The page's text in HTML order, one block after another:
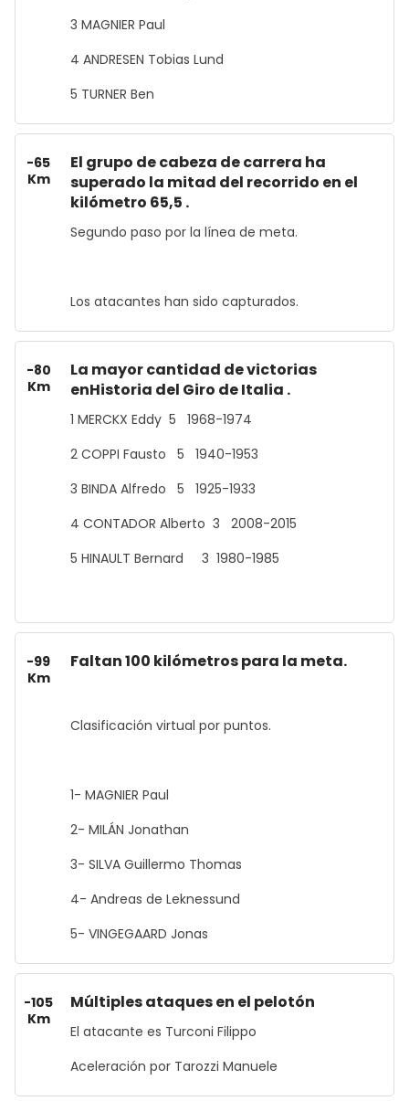
3 MAGNIER Paul
4 ANDRESEN Tobias Lund
5 TURNER Ben
-65
Km
El grupo de cabeza de carrera ha
superado la mitad del recorrido en el
kilómetro 65,5 .
Segundo paso por la línea de meta.
Los atacantes han sido capturados.
-80
Km
La mayor cantidad de victorias
enHistoria del Giro de Italia .
1 MERCKX Eddy 5 1968-1974
2 COPPI Fausto 5 1940-1953
3 BINDA Alfredo 5 1925-1933
4 CONTADOR Alberto 3 2008-2015
5 HINAULT Bernard 3 1980-1985
-99
Km
Faltan 100 kilómetros para la meta.
Clasificación virtual por puntos.
1- MAGNIER Paul
2- MILÁN Jonathan
3- SILVA Guillermo Thomas
4- Andreas de Leknessund
5- VINGEGAARD ​​Jonas
-105
Km
Múltiples ataques en el pelotón
El atacante es Turconi Filippo
Aceleración por Tarozzi Manuele